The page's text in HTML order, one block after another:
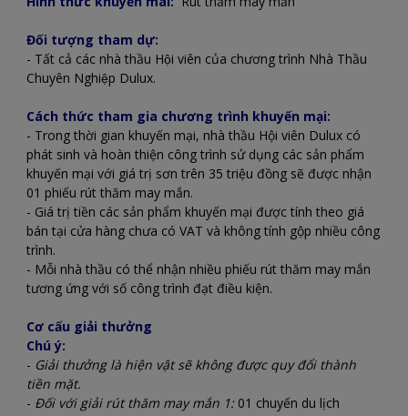
Đối tượng tham dự:
- Tất cả các nhà thầu Hội viên của chương trình Nhà Thầu
Chuyên Nghiệp Dulux.
Cách thức tham gia chương trình khuyến mại:
- Trong thời gian khuyến mại, nhà thầu Hội viên Dulux có
phát sinh và hoàn thiện công trình sử dụng các sản phẩm
khuyến mại với giá trị sơn trên 35 triệu đồng sẽ được nhận
01 phiếu rút thăm may mắn.
- Giá trị tiền các sản phẩm khuyến mại được tính theo giá
bán tại cửa hàng chưa có VAT và không tính gộp nhiều công
trình.
- Mỗi nhà thầu có thể nhận nhiều phiếu rút thăm may mắn
tương ứng với số công trình đạt điều kiện.
Cơ cấu giải thưởng
Chú ý:
- Giải thưởng là hiện vật sẽ không được quy đổi thành
tiền mặt.
- Đối với giải rút thăm may mắn 1:01 chuyến du lịch